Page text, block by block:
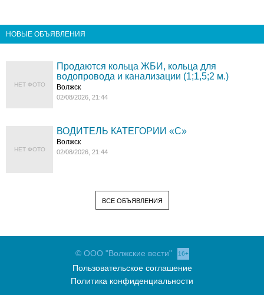
НОВЫЕ ОБЪЯВЛЕНИЯ
НЕТ ФОТО
Продаются кольца ЖБИ, кольца для
водопровода и канализации (1;1,5;2 м.)
Волжск
02/08/2026, 21:44
НЕТ ФОТО
ВОДИТЕЛЬ КАТЕГОРИИ «C»
Волжск
02/08/2026, 21:44
ВСЕ ОБЪЯВЛЕНИЯ
© ООО "Волжские вести" 16+
Пользовательское соглашение
Политика конфиденциальности